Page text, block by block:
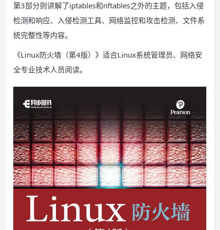
第3部分则讲解了iptables和nftables之外的主题，包括入侵
检测和响应、入侵检测工具、网络监控和攻击检测、文件系
统完整性等内容。
《Linux防火墙（第4版）》适合Linux系统管理员、网络安
全专业技术人员阅读。